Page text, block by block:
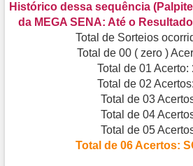
Histórico dessa sequência
da MEGA SENA: Até o
Total de Sorteios
Total de 00 ( zero )
Total de 01 Acerto:
Total de 02 Acertos:
Total de 03
Total de 04
Total de 05
Total de 06 Acertos: